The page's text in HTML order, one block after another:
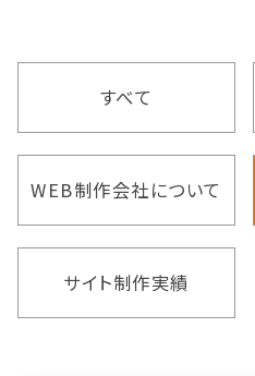
すべて
WEB制作会社について
サイト制作実績